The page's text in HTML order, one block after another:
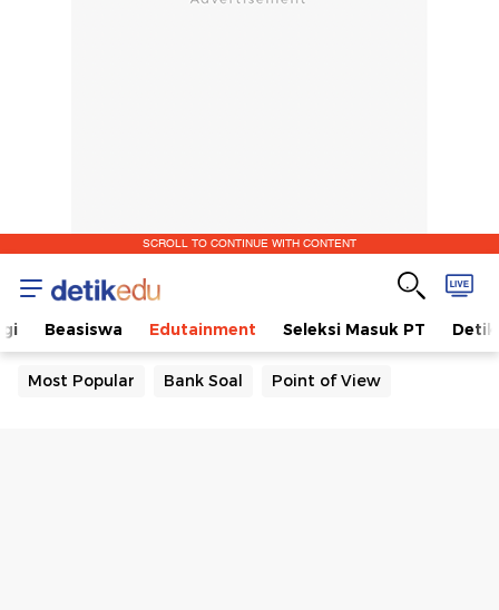
SCROLL TO CONTINUE WITH CONTENT
Beasiswa Edutainment Seleksi Masuk PT
Most Popular Bank Soal Point of View